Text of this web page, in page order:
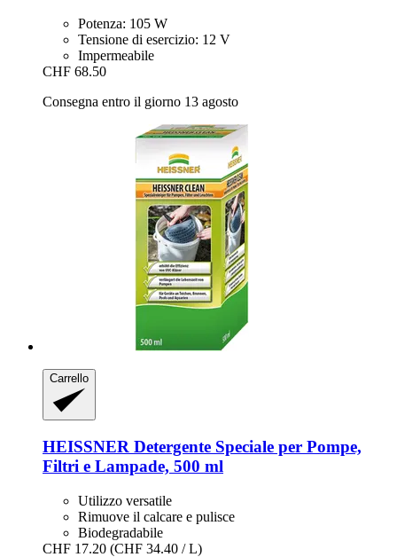
Potenza: 105 W
Tensione di esercizio: 12 V
Impermeabile
CHF 68.50
Consegna entro il giorno 13 agosto
Carrello
HEISSNER Detergente Speciale per Pompe,
Filtri e Lampade, 500 ml
Utilizzo versatile
Rimuove il calcare e pulisce
Biodegradabile
CHF 17.20 (CHF 34.40 / L)